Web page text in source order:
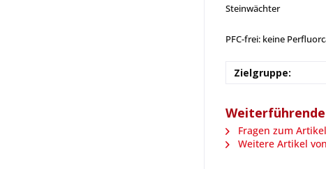
Steinwächter
PFC-frei: keine
Zielgruppe:
Weiterführende
Fragen zum
Weitere Artikel